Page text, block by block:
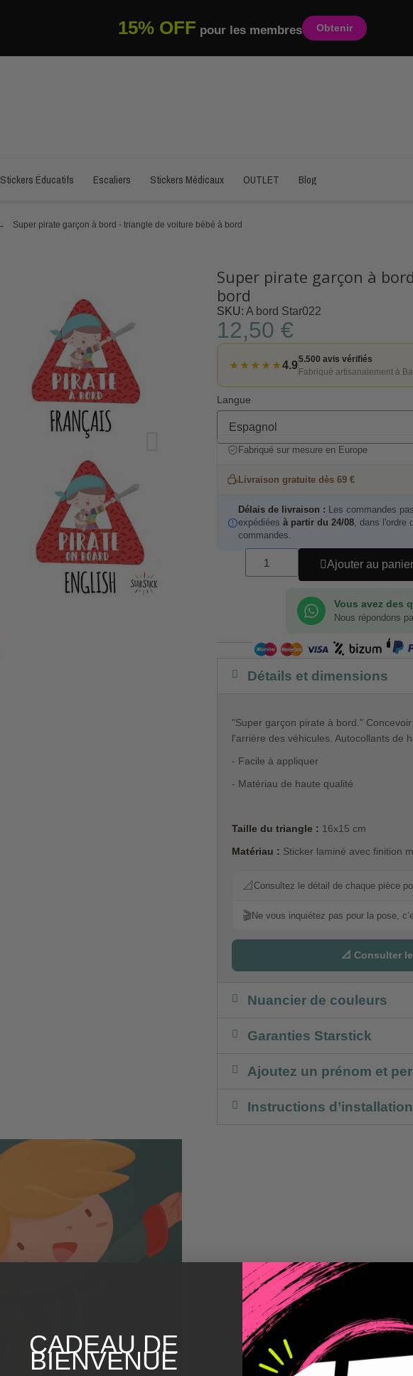
15% OFF pour les membres Obtenir
Stickers Éducatifs Escaliers Stickers Médicaux OUTLET Blog
Super pirate garçon à bord - triangle de voiture bébé à bord
Super pirate garçon à
bord
SKU A bord Star022
12,50 €
★★★★★4.9
5.500 avis vérifiés
Fabriqué artisanalement à
Langue
Fabriqué sur mesure en Europe
Livraison gratuite dès 69 €
Délais de livraison : Les commandes
expédiées à partir du 24/08, dans l'ordre
commandes.
Ajouter au panier
Vous avez des
Nous répondons
Détails et dimensions
"Super garçon pirate à bord."
l'arrière des véhicules. Autocollants de
- Facile à appliquer
- Matériau de haute qualité
Taille du triangle : 16x15 cm
Matériau : Sticker laminé avec finition
📐 Consultez le détail de chaque pièce
🎬Ne vous inquiétez pas pour la pose,
📐 Consulter
Nuancier de couleurs
Garanties Starstick
Ajoutez un prénom et
Instructions d’installation
CADEAU DE
BIENVENUE